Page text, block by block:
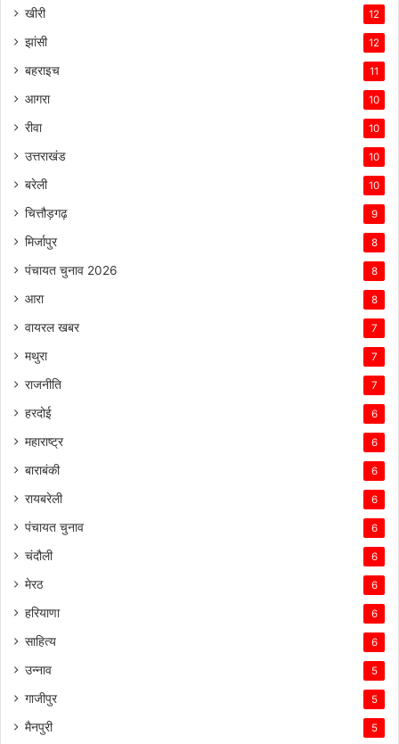
खीरी 12
झांसी 12
बहराइच 11
आगरा 10
रीवा 10
उत्तराखंड 10
बरेली 10
चित्तौड़गढ़ 9
मिर्जापुर 8
पंचायत चुनाव 2026 8
आरा 8
वायरल खबर 7
मथुरा 7
राजनीति 7
हरदोई 6
महाराष्ट्र 6
बाराबंकी 6
रायबरेली 6
पंचायत चुनाव 6
चंदौली 6
मेरठ 6
हरियाणा 6
साहित्य 6
उन्नाव 5
गाजीपुर 5
मैनपुरी 5